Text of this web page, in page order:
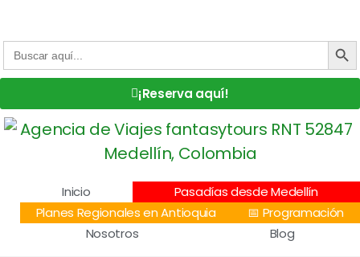
Buscar: BOTÓN
¡Reserva aquí!
Inicio
Pasadías desde Medellín
Planes Regionales en Antioquia
📅 Programación
Nosotros
Blog